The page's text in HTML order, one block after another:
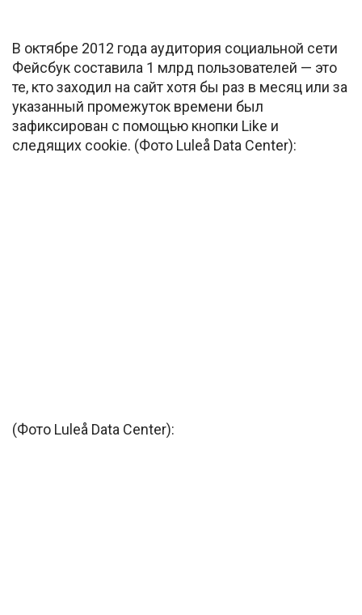
В октябре 2012 года аудитория социальной сети
Фейсбук составила 1 млрд пользователей — это
те, кто заходил на сайт хотя бы раз в месяц или за
указанный промежуток времени был
зафиксирован с помощью кнопки Like и
следящих cookie. (Фото Luleå Data Center):
(Фото Luleå Data Center):